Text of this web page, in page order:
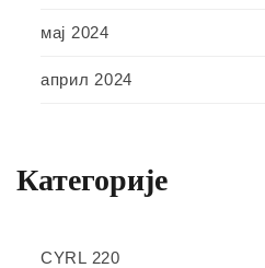
мај 2024
април 2024
Категорије
CYRL 220